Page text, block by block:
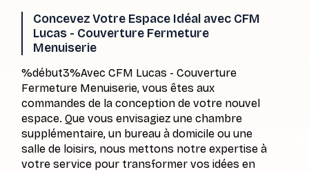
Concevez Votre Espace Idéal avec CFM
Lucas - Couverture Fermeture
Menuiserie
%début3%Avec CFM Lucas - Couverture
Fermeture Menuiserie, vous êtes aux
commandes de la conception de votre nouvel
espace. Que vous envisagiez une chambre
supplémentaire, un bureau à domicile ou une
salle de loisirs, nous mettons notre expertise à
votre service pour transformer vos idées en